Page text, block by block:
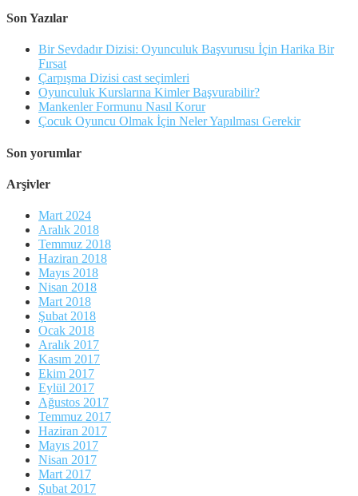
Son Yazılar
Bir Sevdadır Dizisi: Oyunculuk Başvurusu İçin Harika Bir
Fırsat
Çarpışma Dizisi cast seçimleri
Oyunculuk Kurslarına Kimler Başvurabilir?
Mankenler Formunu Nasıl Korur
Çocuk Oyuncu Olmak İçin Neler Yapılması Gerekir
Son yorumlar
Arşivler
Mart 2024
Aralık 2018
Temmuz 2018
Haziran 2018
Mayıs 2018
Nisan 2018
Mart 2018
Şubat 2018
Ocak 2018
Aralık 2017
Kasım 2017
Ekim 2017
Eylül 2017
Ağustos 2017
Temmuz 2017
Haziran 2017
Mayıs 2017
Nisan 2017
Mart 2017
Şubat 2017